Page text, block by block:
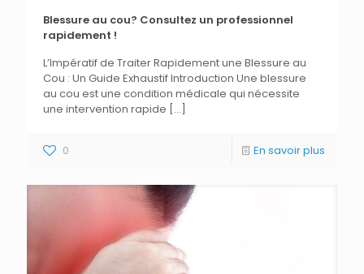
Blessure au cou? Consultez un professionnel
rapidement !
L’Impératif de Traiter Rapidement une Blessure au
Cou : Un Guide Exhaustif Introduction Une blessure
au cou est une condition médicale qui nécessite
une intervention rapide […]
0 En savoir plus